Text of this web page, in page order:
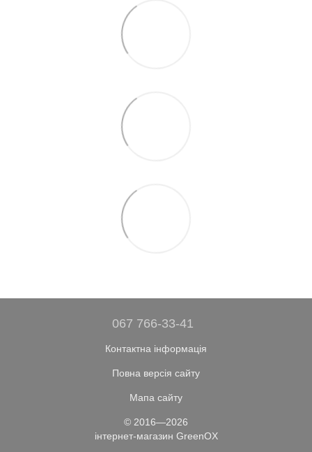
067 766-33-41
Контактна інформація
Повна версія сайту
Мапа сайту
© 2016—2026
інтернет-магазин GreenOX